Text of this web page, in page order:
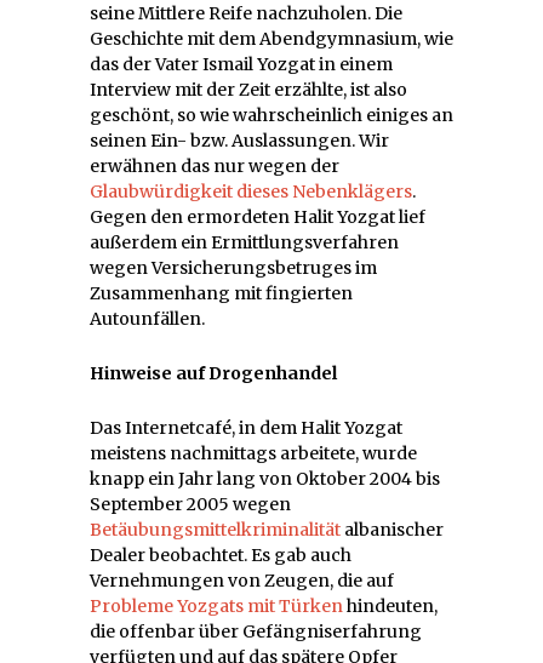
seine Mittlere Reife nachzuholen. Die
Geschichte mit dem Abendgymnasium, wie
das der Vater Ismail Yozgat in einem
Interview mit der Zeit erzählte, ist also
geschönt, so wie wahrscheinlich einiges an
seinen Ein- bzw. Auslassungen. Wir
erwähnen das nur wegen der
Glaubwürdigkeit dieses Nebenklägers.
Gegen den ermordeten Halit Yozgat lief
außerdem ein Ermittlungsverfahren
wegen Versicherungsbetruges im
Zusammenhang mit fingierten
Autounfällen.
Hinweise auf Drogenhandel
Das Internetcafé, in dem Halit Yozgat
meistens nachmittags arbeitete, wurde
knapp ein Jahr lang von Oktober 2004 bis
September 2005 wegen
Betäubungsmittelkriminalität albanischer
Dealer beobachtet. Es gab auch
Vernehmungen von Zeugen, die auf
Probleme Yozgats mit Türkenhindeuten,
die offenbar über Gefängniserfahrung
verfügten und auf das spätere Opfer